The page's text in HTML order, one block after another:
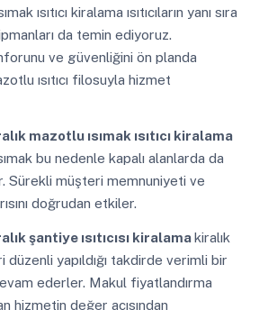
ısıtıcı kiralama ısıtıcıların yanı sıra
da temin ediyoruz.
ve güvenliğini ön planda
ısıtıcı filosuyla hizmet
mazotlu ısımak ısıtıcı kiralama
bu nedenle kapalı alanlarda da
Sürekli müşteri memnuniyeti ve
doğrudan etkiler.
şantiye ısıtıcısı kiralamakiralık
düzenli yapıldığı takdirde verimli bir
ederler. Makul fiyatlandırma
hizmetin değer açısından